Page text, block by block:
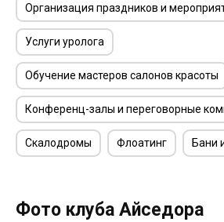
Организация праздников и
Услуги уролога
Обучение мастеров салонов красоты
Конференц-залы и переговорные
Скалодромы Флоатинг Бани
Фото клуба Айседора